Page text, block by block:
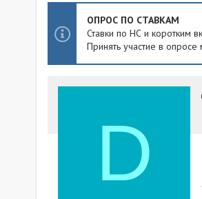
ОПРОС ПО СТАВКАМ
Ставки по НС и коротким
Принять участие в
D